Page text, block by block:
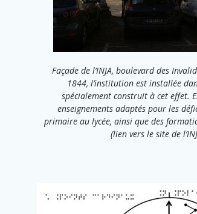
Façade de l’INJA, boulevard des
1844, l’institution est installée
spécialement construit à cet effet.
enseignements adaptés pour les
primaire au lycée, ainsi que des
(lien vers le site de